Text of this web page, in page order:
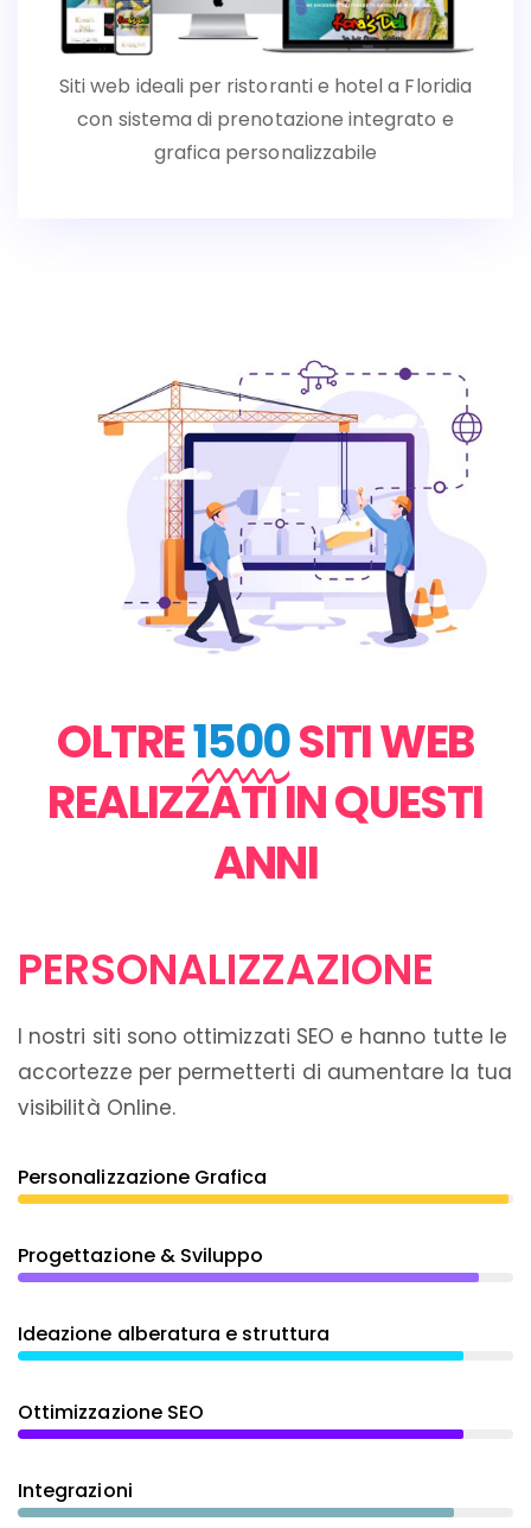
Siti web ideali per ristoranti e hotel a Floridia
con sistema di prenotazione integrato e
grafica personalizzabile
OLTRE1500SITI WEB
REALIZZATI IN QUESTI
ANNI
PERSONALIZZAZIONE
I nostri siti sono ottimizzati SEO e hanno tutte le
accortezze per permetterti di aumentare la tua
visibilità Online.
Personalizzazione Grafica
Progettazione & Sviluppo
Ideazione alberatura e struttura
Ottimizzazione SEO
Integrazioni